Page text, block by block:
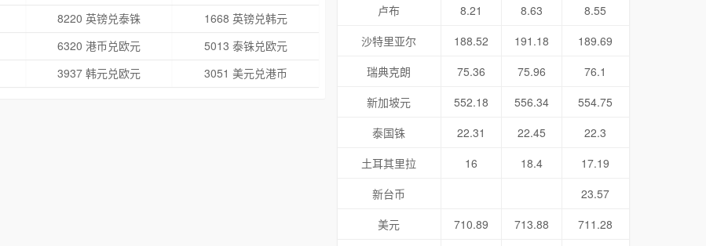
8220 英镑兑泰铢
1668 英镑兑韩元
6320 港币兑欧元
5013 泰铢兑欧元
3937 韩元兑欧元 3051 美元兑港币
卢布
8.21 8.63
8.55
沙特里亚尔
188.52 191.18
189.69
瑞典克朗
75.36 75.96
76.1
新加坡元
552.18 556.34
554.75
泰国铢
22.31 22.45
22.3
土耳其里拉
16 18.4
17.19
新台币
23.57
美元
710.89 713.88
711.28